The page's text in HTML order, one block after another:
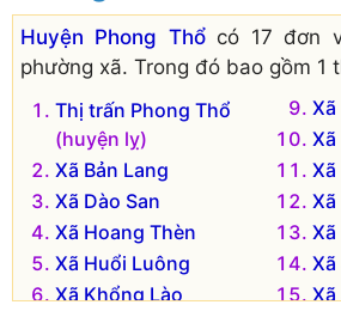
Huyện Phong Thổcó 17 đơn
phường xã. Trong đó bao gồm 1
Thị trấn Phong Thổ
(huyện lỵ)
Xã Bản Lang
Xã Dào San
Xã Hoang Thèn
Xã Huổi Luông
Xã Khổng Lào
Xã
Xã
Xã
Xã
Xã
Xã
Xã